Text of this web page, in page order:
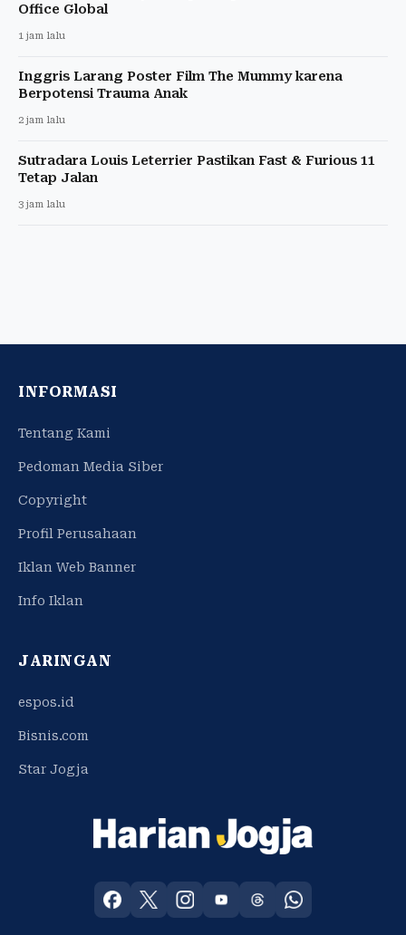
Office Global
1 jam lalu
Inggris Larang Poster Film The Mummy karena
Berpotensi Trauma Anak
2 jam lalu
Sutradara Louis Leterrier Pastikan Fast & Furious 11
Tetap Jalan
3 jam lalu
INFORMASI
Tentang Kami
Pedoman Media Siber
Copyright
Profil Perusahaan
Iklan Web Banner
Info Iklan
JARINGAN
espos.id
Bisnis.com
Star Jogja